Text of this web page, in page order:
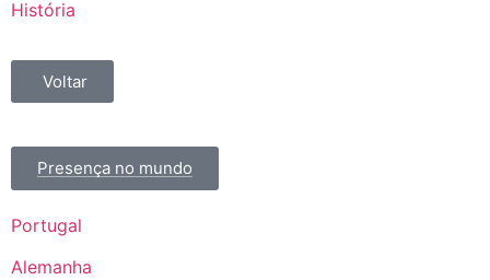
História
Voltar
Presença no mundo
Portugal
Alemanha